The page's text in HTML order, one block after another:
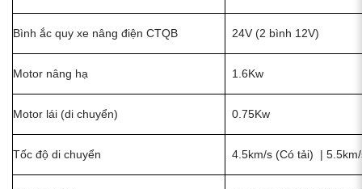
Bình ắc quy xe nâng điện CTQB 24V (2 bình 12V)
Motor nâng hạ 1.6Kw
Motor lái (di chuyển) 0.75Kw
Tốc độ di chuyển 4.5km/s (Có tải) |